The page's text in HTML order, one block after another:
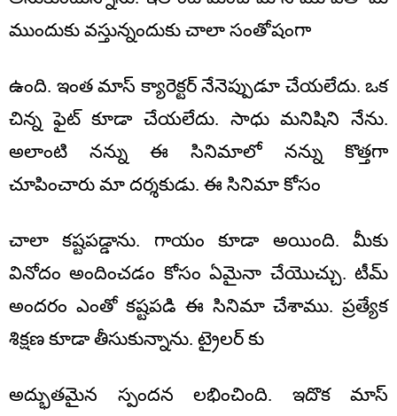
ముందుకు వస్తున్నందుకు చాలా సంతోషంగా
ఉంది. ఇంత మాస్ క్యారెక్టర్ నేనెప్పుడూ చేయలేదు. ఒక
చిన్న ఫైట్ కూడా చేయలేదు. సాధు మనిషిని నేను.
అలాంటి నన్ను ఈ సినిమాలో నన్ను కొత్తగా
చూపించారు మా దర్శకుడు. ఈ సినిమా కోసం
చాలా కష్టపడ్డాను. గాయం కూడా అయింది. మీకు
వినోదం అందించడం కోసం ఏమైనా చేయొచ్చు. టీమ్
అందరం ఎంతో కష్టపడి ఈ సినిమా చేశాము. ప్రత్యేక
శిక్షణ కూడా తీసుకున్నాను. ట్రైలర్ కు
అద్భుతమైన స్పందన లభించింది. ఇదొక మాస్